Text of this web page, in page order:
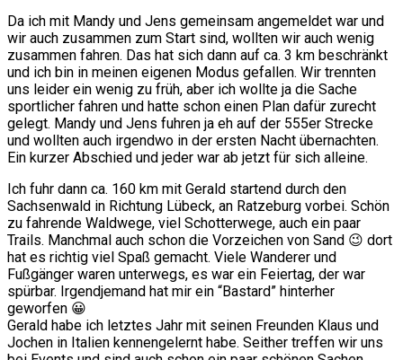
Da ich mit Mandy und Jens gemeinsam angemeldet war und
wir auch zusammen zum Start sind, wollten wir auch wenig
zusammen fahren. Das hat sich dann auf ca. 3 km beschränkt
und ich bin in meinen eigenen Modus gefallen. Wir trennten
uns leider ein wenig zu früh, aber ich wollte ja die Sache
sportlicher fahren und hatte schon einen Plan dafür zurecht
gelegt. Mandy und Jens fuhren ja eh auf der 555er Strecke
und wollten auch irgendwo in der ersten Nacht übernachten.
Ein kurzer Abschied und jeder war ab jetzt für sich alleine.
Ich fuhr dann ca. 160 km mit Gerald startend durch den
Sachsenwald in Richtung Lübeck, an Ratzeburg vorbei. Schön
zu fahrende Waldwege, viel Schotterwege, auch ein paar
Trails. Manchmal auch schon die Vorzeichen von Sand 😉 dort
hat es richtig viel Spaß gemacht. Viele Wanderer und
Fußgänger waren unterwegs, es war ein Feiertag, der war
spürbar. Irgendjemand hat mir ein “Bastard” hinterher
geworfen 😀
Gerald habe ich letztes Jahr mit seinen Freunden Klaus und
Jochen in Italien kennengelernt habe. Seither treffen wir uns